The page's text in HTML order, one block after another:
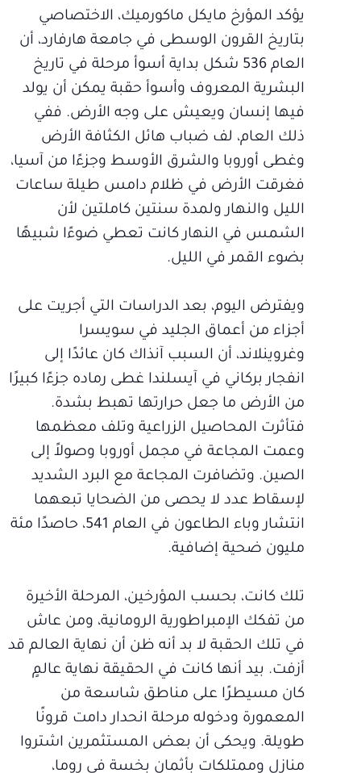
يؤكد المؤرخ مايكل ماكورميك، الاختصاصي
بتاريخ القرون الوسطى في جامعة هارفارد، أن
العام 536 شكل بداية أسوأ مرحلة في تاريخ
البشرية المعروف وأسوأ حقبة يمكن أن يولد
فيها إنسان ويعيش على وجه الأرض. ففي
ذلك العام، لف ضباب هائل الكثافة الأرض
وغطى أوروبا والشرق الأوسط وجزءًا من آسيا،
فغرقت الأرض في ظلام دامس طيلة ساعات
الليل والنهار ولمدة سنتين كاملتين لأن
الشمس في النهار كانت تعطي ضوءًا شبيهًا
بضوء القمر في الليل.
ويفترض اليوم، بعد الدراسات التي أجريت على
أجزاء من أعماق الجليد في سويسرا
وغروينلاند، أن السبب آنذاك كان عائدًا إلى
انفجار بركاني في آيسلندا غطى رماده جزءًا كبيرًا
من الأرض ما جعل حرارتها تهبط بشدة.
فتأثرت المحاصيل الزراعية وتلف معظمها
وعمت المجاعة في مجمل أوروبا وصولاً إلى
الصين. وتضافرت المجاعة مع البرد الشديد
لإسقاط عدد لا يحصى من الضحايا تبعهما
انتشار وباء الطاعون في العام 541، حاصدًا مئة
مليون ضحية إضافية.
تلك كانت، بحسب المؤرخين، المرحلة الأخيرة
من تفكك الإمبراطورية الرومانية، ومن عاش
في تلك الحقبة لا بد أنه ظن أن نهاية العالم قد
أزفت. بيد أنها كانت في الحقيقة نهاية عالمٍ
كان مسيطرًا على مناطق شاسعة من
المعمورة ودخوله مرحلة انحدار دامت قرونًا
طويلة. ويحكى أن بعض المستثمرين اشتروا
منازل وممتلكات بأثمان بخسة في روما،